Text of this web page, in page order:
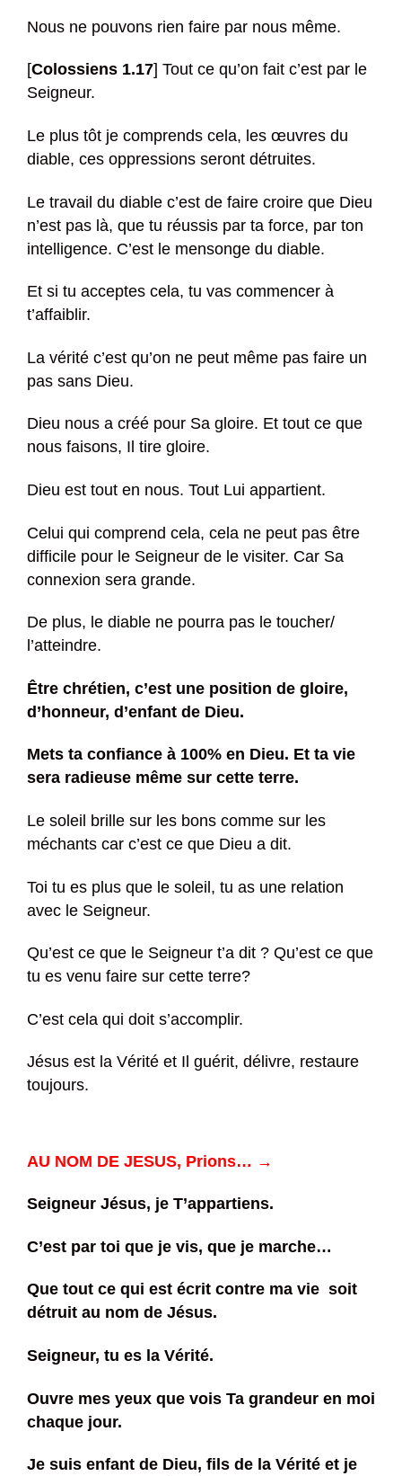
Nous ne pouvons rien faire par nous même.
[Colossiens 1.17] Tout ce qu’on fait c’est par le
Seigneur.
Le plus tôt je comprends cela, les œuvres du
diable, ces oppressions seront détruites.
Le travail du diable c’est de faire croire que Dieu
n’est pas là, que tu réussis par ta force, par ton
intelligence. C’est le mensonge du diable.
Et si tu acceptes cela, tu vas commencer à
t’affaiblir.
La vérité c’est qu’on ne peut même pas faire un
pas sans Dieu.
Dieu nous a créé pour Sa gloire. Et tout ce que
nous faisons, Il tire gloire.
Dieu est tout en nous. Tout Lui appartient.
Celui qui comprend cela, cela ne peut pas être
difficile pour le Seigneur de le visiter. Car Sa
connexion sera grande.
De plus, le diable ne pourra pas le toucher/
l’atteindre.
Être chrétien, c’est une position de gloire,
d’honneur, d’enfant de Dieu.
Mets ta confiance à 100% en Dieu. Et ta vie
sera radieuse même sur cette terre.
Le soleil brille sur les bons comme sur les
méchants car c’est ce que Dieu a dit.
Toi tu es plus que le soleil, tu as une relation
avec le Seigneur.
Qu’est ce que le Seigneur t’a dit ? Qu’est ce que
tu es venu faire sur cette terre?
C’est cela qui doit s’accomplir.
Jésus est la Vérité et Il guérit, délivre, restaure
toujours.
AU NOM DE JESUS, Prions… →
Seigneur Jésus, je T’appartiens.
C’est par toi que je vis, que je marche…
Que tout ce qui est écrit contre ma vie soit
détruit au nom de Jésus.
Seigneur, tu es la Vérité.
Ouvre mes yeux que vois Ta grandeur en moi
chaque jour.
Je suis enfant de Dieu, fils de la Vérité et je